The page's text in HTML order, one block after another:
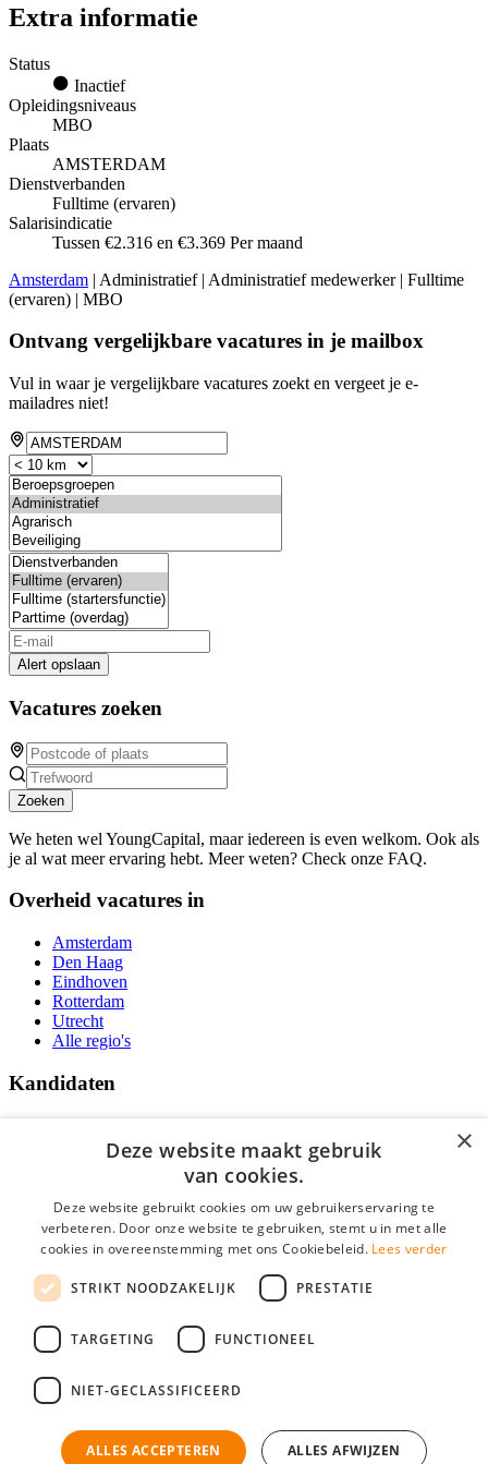
Extra informatie
Status
Inactief
Opleidingsniveaus
MBO
Plaats
AMSTERDAM
Dienstverbanden
Fulltime (ervaren)
Salarisindicatie
Tussen €2.316 en €3.369 Per maand
Amsterdam | Administratief | Administratief medewerker | Fulltime
(ervaren) | MBO
Ontvang vergelijkbare vacatures in je mailbox
Vul in waar je vergelijkbare vacatures zoekt en vergeet je e-
mailadres niet!
Alert opslaan
Vacatures zoeken
Zoeken
We heten wel YoungCapital, maar iedereen is even welkom. Ook als
je al wat meer ervaring hebt. Meer weten? Check onze FAQ.
Overheid vacatures in
Amsterdam
Den Haag
Eindhoven
Rotterdam
Utrecht
Alle regio's
Kandidaten
Traineeships
Vacatures
Over Vacatures Overheid Online
YoungCapital IOS App
YoungCapital Android App
Hoofdkantoor Hoofddorp
Social
×
Deze website maakt gebruik
van cookies.
Deze website gebruikt cookies om uw gebruikerservaring te
verbeteren. Door onze website te gebruiken, stemt u in met alle
cookies in overeenstemming met ons Cookiebeleid. Lees verder
STRIKT NOODZAKELIJK PRESTATIE
TARGETING FUNCTIONEEL
NIET-GECLASSIFICEERD
ALLES ACCEPTEREN ALLES AFWIJZEN